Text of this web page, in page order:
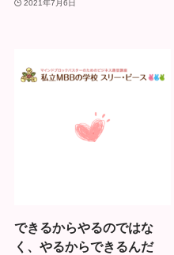
2021年7月6日
できるからやるのではな
く、やるからできるんだ